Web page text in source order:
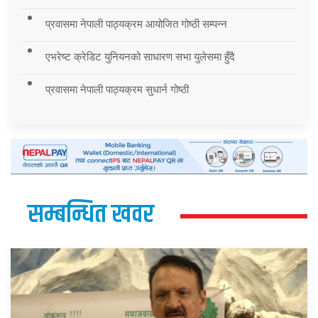
प्रवासमा नेपाली पाठ्यक्रम आयोजित गोष्ठी सम्पन्न
एभरेष्ट क्रेडिट युनियनको साधारण सभा युलेसमा हुँदै
प्रवासमा नेपाली पाठ्यक्रम सुधार्न गोष्ठी
सम्बन्धित खवर